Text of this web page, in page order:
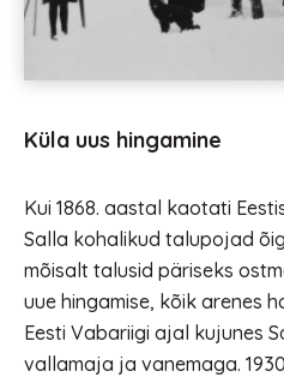
Küla uus hingamine
Kui 1868. aastal kaotati
Salla kohalikud talupojad
mõisalt talusid päriseks
uue hingamise, kõik arenes
Eesti Vabariigi ajal kujunes
vallamaja ja vanemaga.